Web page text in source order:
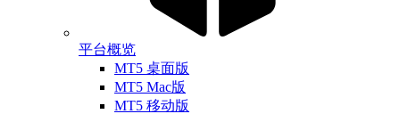
平台概览
MT5 桌面版
MT5 Mac版
MT5 移动版